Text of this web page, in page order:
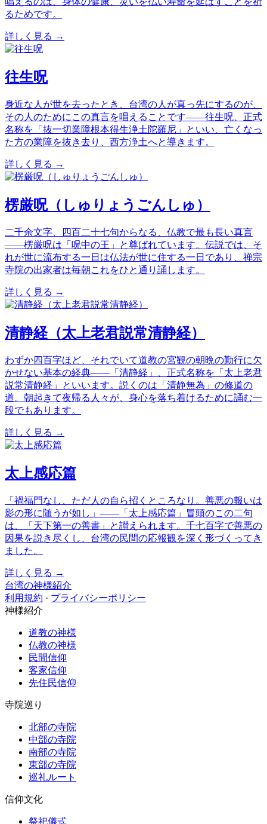
るためです。
詳しく見る →
往生呪
身近な人が世を去ったとき、台湾の人が真っ先にするのが、
その人のためにこの真言を唱えることです——往生呪、正式
名称を「抜一切業障根本得生浄土陀羅尼」といい、亡くなっ
た方の業障を抜き去り、西方浄土へと導きます。
詳しく見る →
楞厳呪（しゅりょうごんしゅ）
二千余文字、四百二十七句からなる、仏教で最も長い真言
——楞厳呪は「呪中の王」と尊ばれています。伝説では、そ
れが世に流布する一日は仏法が世に住する一日であり、禅宗
寺院の出家者は毎朝これをひと通り誦します。
詳しく見る →
清静経（太上老君説常清静経）
わずか四百字ほど、それでいて道教の宮観の朝晩の勤行に欠
かせない基本の経典——「清静経」、正式名称を「太上老君
説常清静経」といいます。説くのは「清静無為」の修道の
道。朝起きて夜帰る人々が、身心を落ち着けるために誦む一
段でもあります。
詳しく見る →
太上感応篇
「禍福門なし、ただ人の自ら招くところなり。善悪の報いは
影の形に随うが如し」——「太上感応篇」冒頭のこの二句
は、「天下第一の善書」と讃えられます。千七百字で善悪の
因果を説き尽くし、台湾の民間の応報観を深く形づくってき
ました。
詳しく見る →
台湾の神様紹介
利用規約 · プライバシーポリシー
神様紹介
道教の神様
仏教の神様
民間信仰
客家信仰
先住民信仰
寺院巡り
北部の寺院
中部の寺院
南部の寺院
東部の寺院
巡礼ルート
信仰文化
祭祀儀式